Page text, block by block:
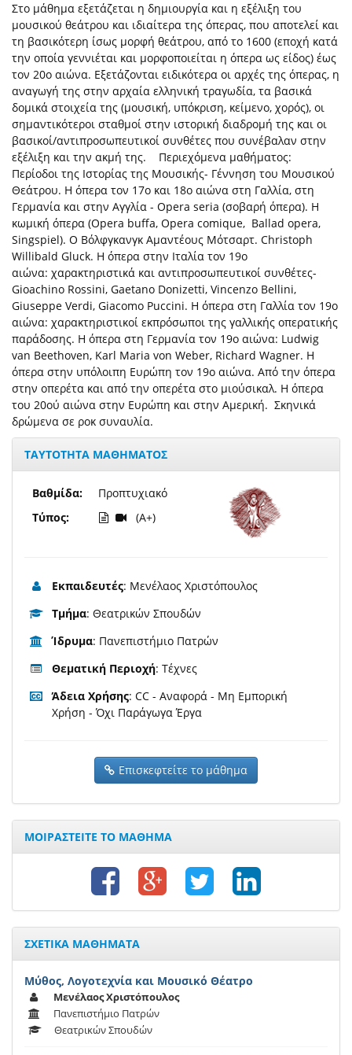
Στο μάθημα εξετάζεται η δημιουργία και η εξέλιξη του
μουσικού θεάτρου και ιδιαίτερα της όπερας, που αποτελεί και
τη βασικότερη ίσως μορφή θεάτρου, από το 1600 (εποχή κατά
την οποία γεννιέται και μορφοποιείται η όπερα ως είδος) έως
τον 20ο αιώνα. Εξετάζονται ειδικότερα οι αρχές της όπερας, η
αναγωγή της στην αρχαία ελληνική τραγωδία, τα βασικά
δομικά στοιχεία της (μουσική, υπόκριση, κείμενο, χορός), οι
σημαντικότεροι σταθμοί στην ιστορική διαδρομή της και οι
βασικοί/αντιπροσωπευτικοί συνθέτες που συνέβαλαν στην
εξέλιξη και την ακμή της. Περιεχόμενα μαθήματος:
Περίοδοι της Ιστορίας της Μουσικής- Γέννηση του Μουσικού
Θεάτρου. Η όπερα τον 17ο και 18ο αιώνα στη Γαλλία, στη
Γερμανία και στην Αγγλία - Opera seria (σοβαρή όπερα). Η
κωμική όπερα (Opera buffa, Opera comique, Ballad opera,
Singspiel). Ο Βόλφγκανγκ Αμαντέους Μότσαρτ. Christoph
Willibald Gluck. Η όπερα στην Ιταλία τον 19ο
αιώνα: χαρακτηριστικά και αντιπροσωπευτικοί συνθέτες-
Gioachino Rossini, Gaetano Donizetti, Vincenzo Bellini,
Giuseppe Verdi, Giacomo Puccini. Η όπερα στη Γαλλία τον 19ο
αιώνα: χαρακτηριστικοί εκπρόσωποι της γαλλικής οπερατικής
παράδοσης. Η όπερα στη Γερμανία τον 19ο αιώνα: Ludwig
van Beethoven, Karl Maria von Weber, Richard Wagner. Η
όπερα στην υπόλοιπη Ευρώπη τον 19ο αιώνα. Από την όπερα
στην οπερέτα και από την οπερέτα στο μιούσικαλ. Η όπερα
του 20ού αιώνα στην Ευρώπη και στην Αμερική. Σκηνικά
δρώμενα σε ροκ συναυλία.
ΤΑΥΤΟΤΗΤΑ ΜΑΘΗΜΑΤΟΣ
Βαθμίδα:
Τύπος:
Προπτυχιακό
(A+)
Εκπαιδευτές: Μενέλαος Χριστόπουλος
Τμήμα: Θεατρικών Σπουδών
Ίδρυμα: Πανεπιστήμιο Πατρών
Θεματική Περιοχή: Τέχνες
Άδεια Χρήσης: CC - Αναφορά - Μη Εμπορική
Χρήση - Όχι Παράγωγα Έργα
Επισκεφτείτε το μάθημα
ΜΟΙΡΑΣΤΕΙΤΕ ΤΟ ΜΑΘΗΜΑ
ΣΧΕΤΙΚΑ ΜΑΘΗΜΑΤΑ
Μύθος, Λογοτεχνία και Μουσικό Θέατρο
Μενέλαος Χριστόπουλος
Πανεπιστήμιο Πατρών
Θεατρικών Σπουδών